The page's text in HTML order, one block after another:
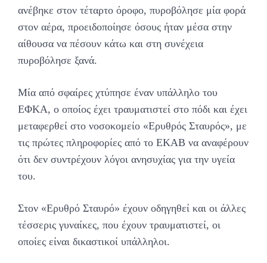
ανέβηκε στον τέταρτο όροφο, πυροβόλησε μία φορά
στον αέρα, προειδοποίησε όσους ήταν μέσα στην
αίθουσα να πέσουν κάτω και στη συνέχεια
πυροβόλησε ξανά.
Μία από σφαίρες χτύπησε έναν υπάλληλο του
ΕΦΚΑ, ο οποίος έχει τραυματιστεί στο πόδι και έχει
μεταφερθεί στο νοσοκομείο «Ερυθρός Σταυρός», με
τις πρώτες πληροφορίες από το ΕΚΑΒ να αναφέρουν
ότι δεν συντρέχουν λόγοι ανησυχίας για την υγεία
του.
Στον «Ερυθρό Σταυρό» έχουν οδηγηθεί και οι άλλες
τέσσερις γυναίκες, που έχουν τραυματιστεί, οι
οποίες είναι δικαστικοί υπάλληλοι.